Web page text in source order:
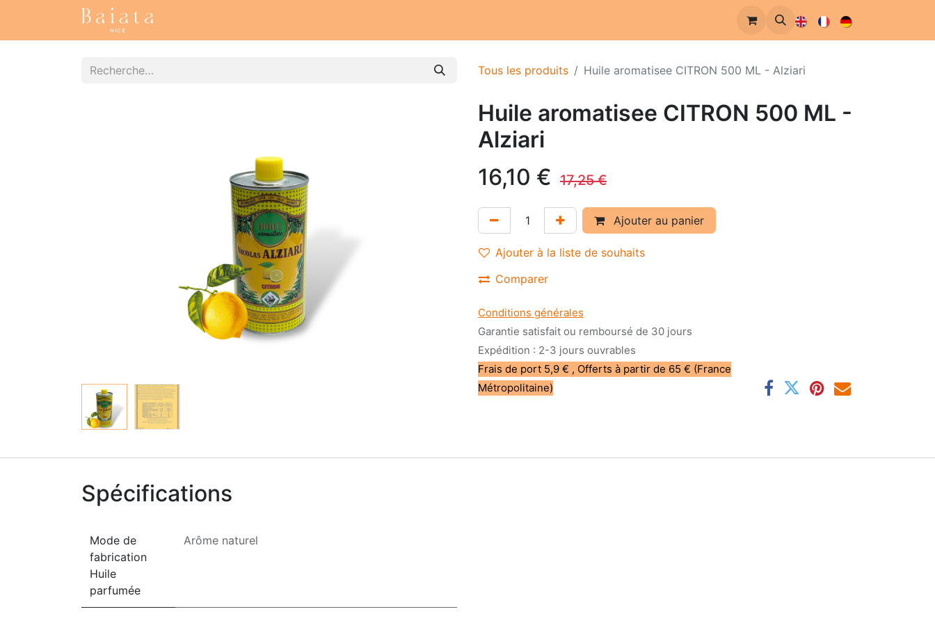
Tous les produits Huile aromatisee CITRON 500 ML - Alziari
Huile aromatisee CITRON 500 ML -
Alziari
16,10 € 17,25€
Ajouter au panier
Ajouter à la liste de souhaits
Comparer
Conditions générales
Garantie satisfait ou remboursé de 30 jours
Expédition : 2-3 jours ouvrables
Frais de port 5,9 € , Offerts à partir de 65 € (France
Métropolitaine)
Spécifications
Mode de
fabrication
Huile
parfumée
Arôme naturel